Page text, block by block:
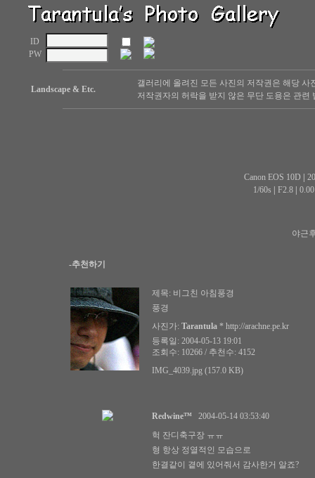
ID
PW
Landscape & Etc.
갤러리에 올려진 모든 사진의 저작권은 해당 사
저작권자의 허락을 받지 않은 무단 도용은 관련
Canon EOS 10D
1/60s
F2.8|
야근
-추천하기
제목: 비그친 아침풍경
풍경
사진가: Tarantula * http://arachne.pe.kr
등록일: 2004-05-13 19:01
조회수: 10266 / 추천수: 4152
IMG_4039.jpg (157.0 KB)
Redwine™
2004-05-14 03:53:40
헉 잔디축구장 ㅠㅠ
형 항상 정열적인 모습으로
한결같이 곁에 있어줘서 감사한거 알죠?